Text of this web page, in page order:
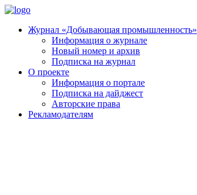
Журнал «Добывающая промышленность»
Информация о журнале
Новый номер и архив
Подписка на журнал
О проекте
Информация о портале
Подписка на дайджест
Авторские права
Рекламодателям